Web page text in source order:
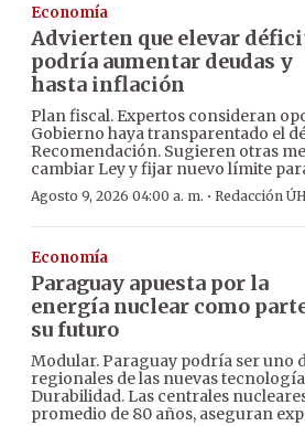
Economía
Advierten que elevar
podría aumentar deudas y
hasta inflación
Plan fiscal. Expertos consideran
Gobierno haya transparentado el
Recomendación. Sugieren otras
cambiar Ley y fijar nuevo límite
Agosto 9, 2026 04:00 a. m. · Redacción ÚH
Economía
Paraguay apuesta por la
energía nuclear como
su futuro
Modular. Paraguay podría ser uno
regionales de las nuevas
Durabilidad. Las centrales
promedio de 80 años, aseguran